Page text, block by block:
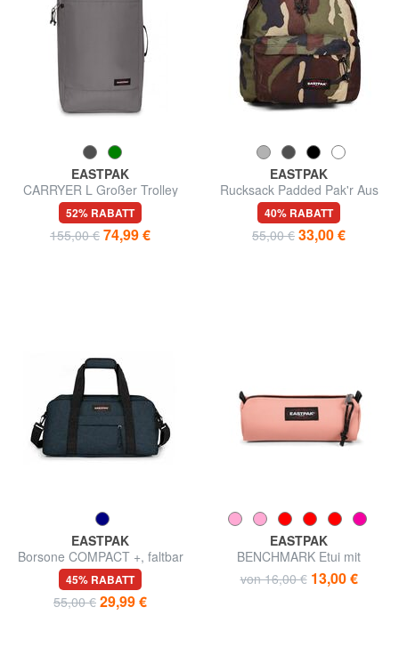
EASTPAK
CARRYER L Großer Trolley
52% RABATT
155,00 € 74,99 €
EASTPAK
Rucksack Padded Pak'r Aus
Nylon
40% RABATT
55,00 € 33,00 €
EASTPAK
Borsone COMPACT +, faltbar
45% RABATT
55,00 € 29,99 €
EASTPAK
BENCHMARK Etui mit
Reißverschluss
von 16,00 € 13,00 €